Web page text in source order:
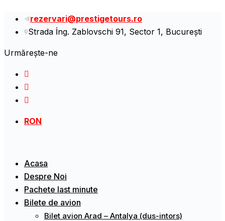
rezervari@prestigetours.ro
Strada İng. Zablovschi 91, Sector 1, Bucureşti
Urmărește-ne
RON
Acasa
Despre Noi
Pachete last minute
Bilete de avion
Bilet avion Arad – Antalya (dus-intors)